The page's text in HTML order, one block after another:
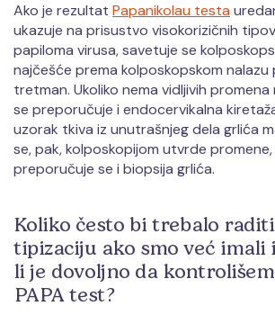
Ako je rezultat Papanikolau testa
ukazuje na prisustvo visokorizičnih
papiloma virusa, savetuje se
najčešće prema kolposkopskom
tretman. Ukoliko nema vidljivih
se preporučuje i endocervikalna
uzorak tkiva iz unutrašnjeg dela grlića
se, pak, kolposkopijom utvrde
preporučuje se i biopsija grlića.
Koliko često bi trebalo
tipizaciju ako smo već imali
li je dovoljno da
PAPA test?